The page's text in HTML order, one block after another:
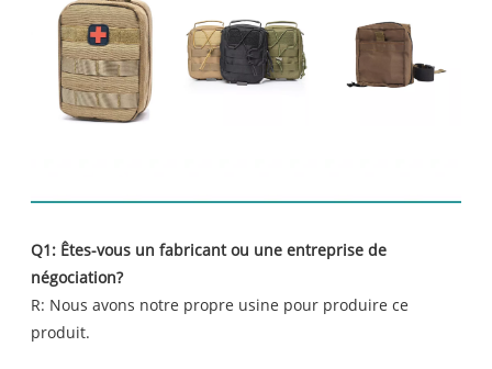
Q1: Êtes-vous un fabricant ou une entreprise de
négociation?
R: Nous avons notre propre usine pour produire ce
produit.